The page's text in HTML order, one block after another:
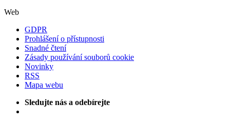
Web
GDPR
Prohlášení o přístupnosti
Snadné čtení
Zásady používání souborů cookie
Novinky
RSS
Mapa webu
Sledujte nás a odebírejte